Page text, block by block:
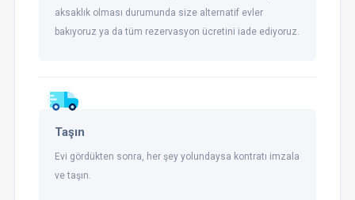
aksaklık olması durumunda size alternatif evler
bakıyoruz ya da tüm rezervasyon ücretini iade ediyoruz.
Taşın
Evi gördükten sonra, her şey yolundaysa kontratı imzala
ve taşın.